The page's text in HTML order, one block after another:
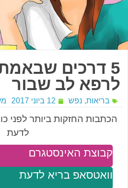
5 דרכים
לרפא לב שבור
בריאות, נפש 12 ביוני 2017
הכתבות החזקות ביותר לפני
לדעת
וואטסאפ בריא לדעת
קבוצת האינסטגרם